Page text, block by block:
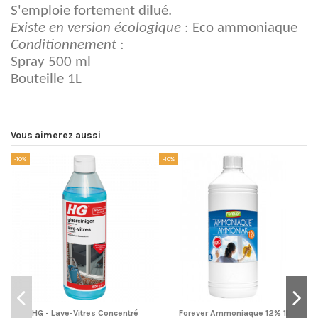
S'emploie fortement dilué.
Existe en version écologique : Eco ammoniaque
Conditionnement :
Spray 500 ml
Bouteille 1L
Vous aimerez aussi
-10%
HG - Lave-Vitres Concentré
-10%
Forever Ammoniaque 12% 1l